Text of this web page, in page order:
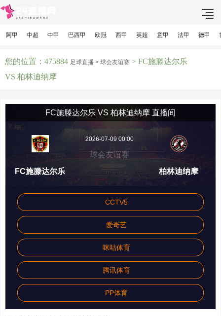
阿甲 中超 中甲 巴西甲 欧冠 西甲 英超 意甲 法甲 德甲
您的位置：475884 足球直播 > 球会友谊赛 > FC施滕达尔乐
VS 柏林迪纳摩
FC施滕达尔乐 VS 柏林迪纳摩 直播间
FC施滕达尔乐
2026-07-09 00:00
球会友谊赛
柏林迪纳摩
CCTV5
爱奇艺
咪咕体育
腾讯体育
PP体育